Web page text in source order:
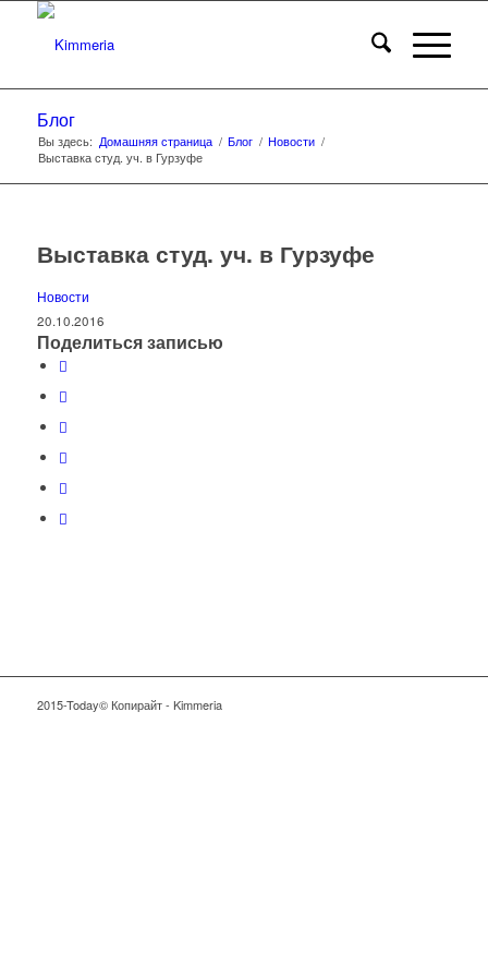
Блог
Вы здесь: Домашняя страница / Блог / Новости /
Выставка студ. уч. в Гурзуфе
Выставка студ. уч. в Гурзуфе
Новости
20.10.2016
Поделиться записью
2015-Today© Копирайт - Kimmeria